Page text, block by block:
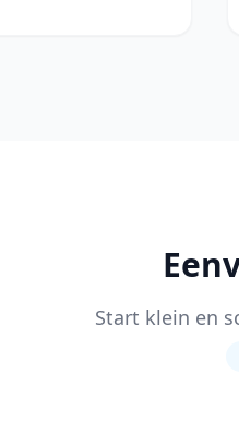
Start klein en